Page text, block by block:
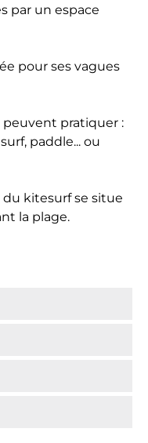
par un espace
pour ses vagues
pratiquer :
paddle... ou
kitesurf se situe
la plage.